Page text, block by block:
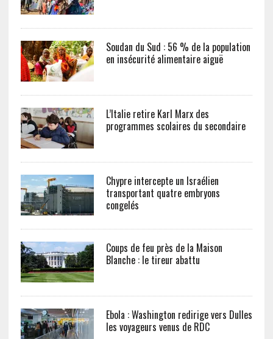
Soudan du Sud : 56 % de la population
en insécurité alimentaire aiguë
L’Italie retire Karl Marx des
programmes scolaires du secondaire
Chypre intercepte un Israélien
transportant quatre embryons
congelés
Coups de feu près de la Maison
Blanche : le tireur abattu
Ebola : Washington redirige vers Dulles
les voyageurs venus de RDC